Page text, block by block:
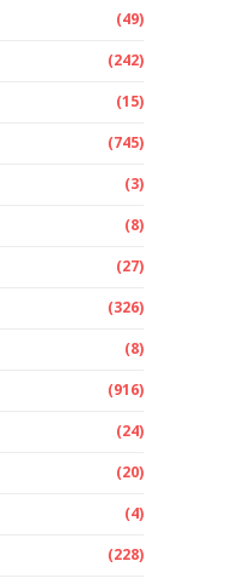
(49)
(242)
(15)
(745)
(3)
(8)
(27)
(326)
(8)
(916)
(24)
(20)
(4)
(228)